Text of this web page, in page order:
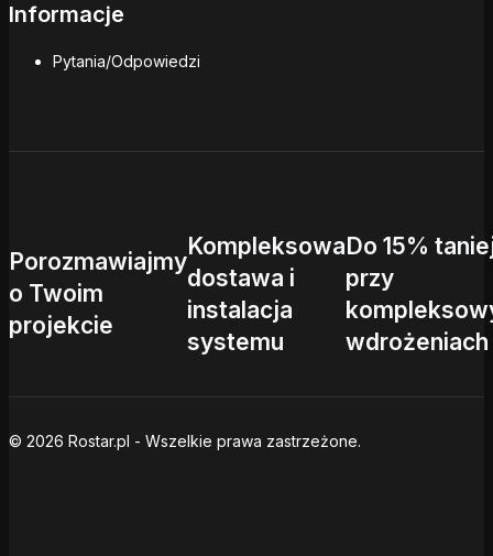
Informacje
Pytania/Odpowiedzi
Porozmawiajmy
o Twoim
projekcie
Kompleksowa
dostawa i
instalacja
systemu
Do 15%
przy
wdrożeniach
© 2026 Rostar.pl - Wszelkie prawa zastrzeżone.